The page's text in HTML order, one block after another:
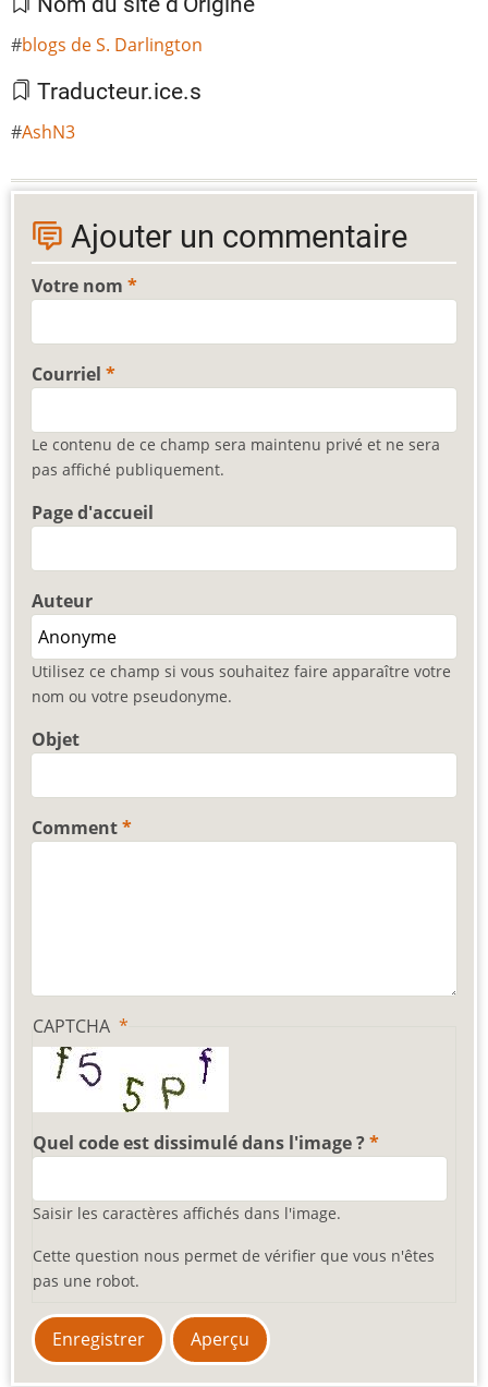
blogs de S. Darlington
Traducteur.ice.s
AshN3
Ajouter un commentaire
Votre nom
Courriel
Le contenu de ce champ sera maintenu privé et ne sera
pas affiché publiquement.
Page d'accueil
Auteur
Utilisez ce champ si vous souhaitez faire apparaître votre
nom ou votre pseudonyme.
Objet
Comment
CAPTCHA
Quel code est dissimulé dans l'image ?
Saisir les caractères affichés dans l'image.
Cette question nous permet de vérifier que vous n'êtes
pas une robot.